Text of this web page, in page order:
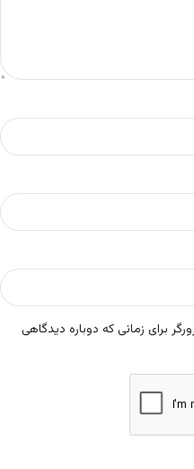
برای زمانی که دوباره دیدگاهی